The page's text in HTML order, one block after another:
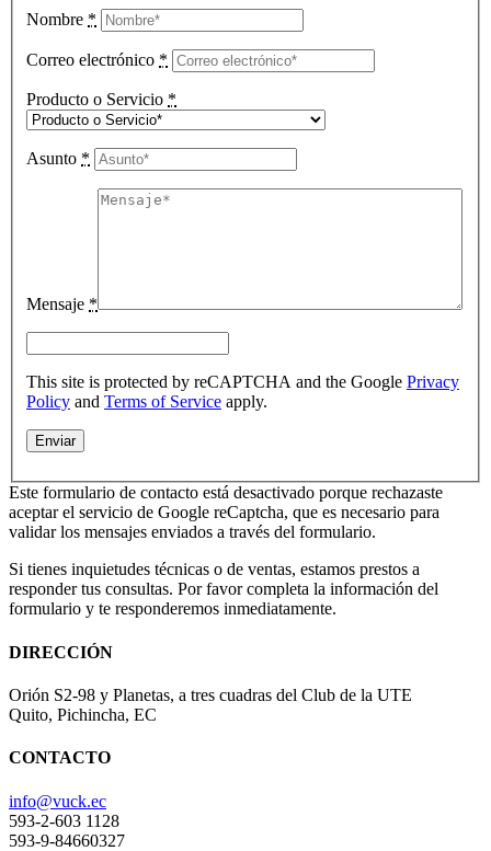
Nombre *
Correo electrónico *
Producto o Servicio *
Asunto *
Mensaje *
This site is protected by reCAPTCHA and the Google Privacy
Policy and Terms of Service apply.
Este formulario de contacto está desactivado porque rechazaste
aceptar el servicio de Google reCaptcha, que es necesario para
validar los mensajes enviados a través del formulario.
Si tienes inquietudes técnicas o de ventas, estamos prestos a
responder tus consultas. Por favor completa la información del
formulario y te responderemos inmediatamente.
DIRECCIÓN
Orión S2-98 y Planetas, a tres cuadras del Club de la UTE
Quito, Pichincha, EC
CONTACTO
info@vuck.ec
593-2-603 1128
593-9-84660327